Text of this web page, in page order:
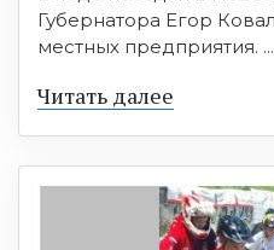
Губернатора Егор
местных предприятия. ...
Читать далее